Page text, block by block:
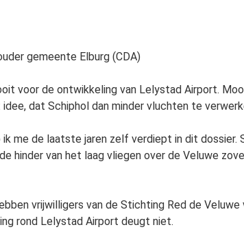
gemeente Elburg (CDA)
voor de ontwikkeling van Lelystad Airport.
idee, dat Schiphol dan minder vluchten te
ik me de laatste jaren zelf verdiept in dit
hinder van het laag vliegen over de Veluwe
vrijwilligers van de Stichting Red de
rond Lelystad Airport deugt niet.